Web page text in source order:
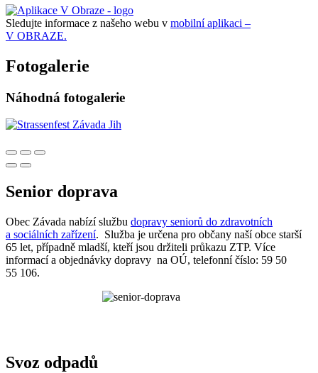
Sledujte informace z našeho webu v mobilní aplikaci –
V OBRAZE.
Fotogalerie
Náhodná fotogalerie
Senior doprava
Obec Závada nabízí službu dopravy seniorů do zdravotních
a sociálních zařízení. Služba je určena pro občany naší obce starší
65 let, případně mladší, kteří jsou držiteli průkazu ZTP. Více
informací a objednávky dopravy na OÚ, telefonní číslo: 59 50
55 106.
Svoz odpadů